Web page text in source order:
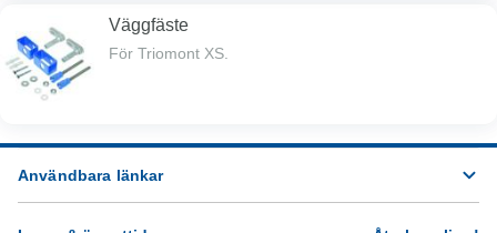
Väggfäste
För Triomont XS.
Användbara länkar